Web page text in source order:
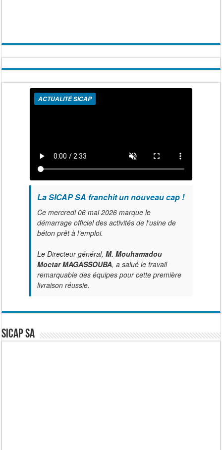
ACTUALITÉ SICAP
La SICAP SA franchit un nouveau cap !
Ce mercredi 06 mai 2026 marque le
démarrage officiel des activités de l'usine de
béton prêt à l’emploi.
Le Directeur général, M. Mouhamadou
Moctar MAGASSOUBA, a salué le travail
remarquable des équipes pour cette première
livraison réussie.
SICAP SA